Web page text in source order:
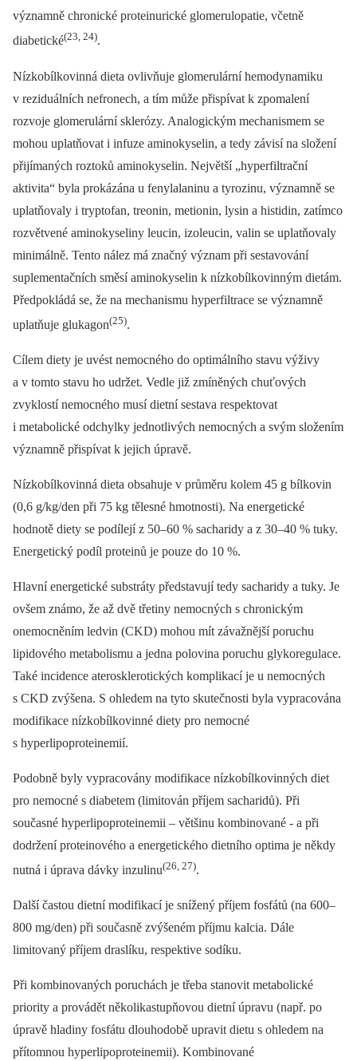
významně chronické proteinurické glomerulopatie, včetně
diabetické(23, 24).
Nízkobílkovinná dieta ovlivňuje glomerulární hemodynamiku
v reziduálních nefronech, a tím může přispívat k zpomalení
rozvoje glomerulární sklerózy. Analogickým mechanismem se
mohou uplatňovat i infuze aminokyselin, a tedy závisí na složení
přijímaných roztoků aminokyselin. Největší „hyperfiltrační
aktivita“ byla prokázána u fenylalaninu a tyrozinu, významně se
uplatňovaly i tryptofan, treonin, metionin, lysin a histidin, zatímco
rozvětvené aminokyseliny leucin, izoleucin, valin se uplatňovaly
minimálně. Tento nález má značný význam při sestavování
suplementačních směsí aminokyselin k nízkobílkovinným dietám.
Předpokládá se, že na mechanismu hyperfiltrace se významně
uplatňuje glukagon(25).
Cílem diety je uvést nemocného do optimálního stavu výživy
a v tomto stavu ho udržet. Vedle již zmíněných chuťových
zvyklostí nemocného musí dietní sestava respektovat
i metabolické odchylky jednotlivých nemocných a svým složením
významně přispívat k jejich úpravě.
Nízkobílkovinná dieta obsahuje v průměru kolem 45 g bílkovin
(0,6 g/kg/den při 75 kg tělesné hmotnosti). Na energetické
hodnotě diety se podílejí z 50–60 % sacharidy a z 30–40 % tuky.
Energetický podíl proteinů je pouze do 10 %.
Hlavní energetické substráty představují tedy sacharidy a tuky. Je
ovšem známo, že až dvě třetiny nemocných s chronickým
onemocněním ledvin (CKD) mohou mít závažnější poruchu
lipidového metabolismu a jedna polovina poruchu glykoregulace.
Také incidence aterosklerotických komplikací je u nemocných
s CKD zvýšena. S ohledem na tyto skutečnosti byla vypracována
modifikace nízkobílkovinné diety pro nemocné
s hyperlipoproteinemií.
Podobně byly vypracovány modifikace nízkobílkovinných diet
pro nemocné s diabetem (limitován příjem sacharidů). Při
současné hyperlipoproteinemii –⁠ většinu kombinované -⁠ a při
dodržení proteinového a energetického dietního optima je někdy
nutná i úprava dávky inzulinu(26, 27).
Další častou dietní modifikací je snížený příjem fosfátů (na 600–
800 mg/den) při současně zvýšeném příjmu kalcia. Dále
limitovaný příjem draslíku, respektive sodíku.
Při kombinovaných poruchách je třeba stanovit metabolické
priority a provádět několikastupňovou dietní úpravu (např. po
úpravě hladiny fosfátu dlouhodobě upravit dietu s ohledem na
přítomnou hyperlipoproteinemii). Kombinované